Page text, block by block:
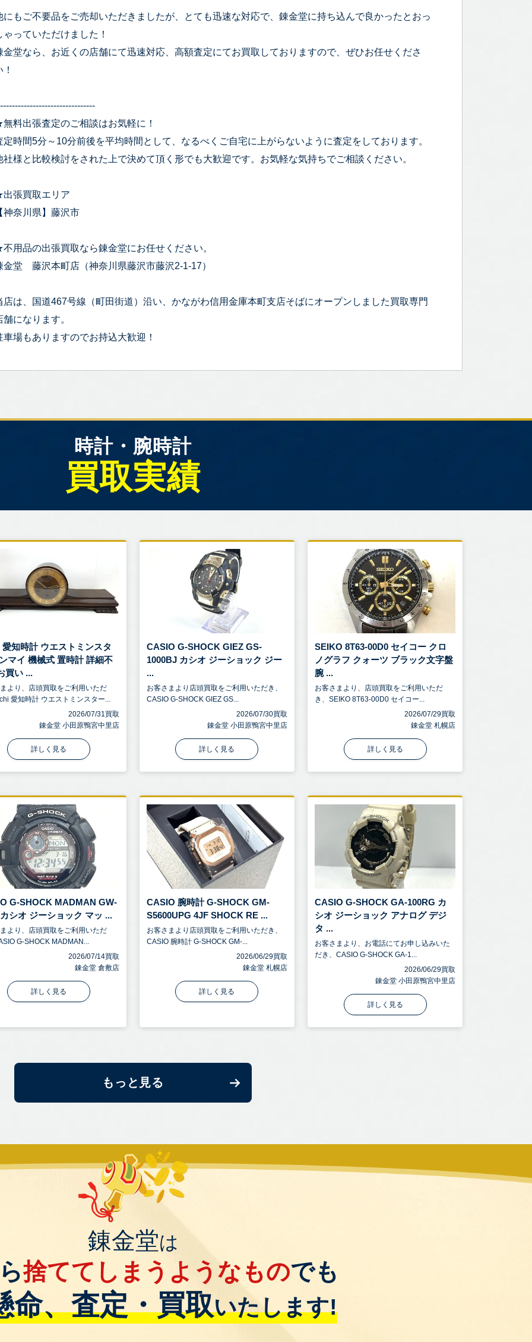
にもご不要品をご売却いただきましたが、とても迅速な対応で、錬金堂に持ち込んで良かったとおっ
ゃっていただけました！
金堂なら、お近くの店舗にて迅速対応、高額査定にてお買取しておりますので、ぜひお任せくださ
料出張査定のご相談はお気軽に！
定時間5分～10分前後を平均時間として、なるべくご自宅に上がらないように査定をしております。
社様と比較検討をされた上で決めて頂く形でも大歓迎です。お気軽な気持ちでご相談ください。
張買取エリア
神奈川県】藤沢市
用品の出張買取なら錬金堂にお任せください。
金堂 藤沢本町店（神奈川県藤沢市藤沢2-1-17）
店は、国道467号線（町田街道）沿い、かながわ信用金庫本町支店そばにオープンしました買取専門
舗になります。
車場もありますのでお持込大歓迎！
時計・腕時計
買取実績
知時計 ウエストミンスタ
マイ 機械式 置時計 詳細不
買い ...
より、店頭買取をご利用いただ
愛知時計 ウエストミンスター...
2026/07/31買取
錬金堂 小田原鴨宮中里店
詳しく見る
CASIO G-SHOCK GIEZ GS-
1000BJ カシオ ジーショック ジー
...
お客さまより店頭買取をご利用いただき、
CASIO G-SHOCK GIEZ GS...
2026/07/30買取
錬金堂 小田原鴨宮中里店
詳しく見る
SEIKO 8T63-00D0 セイコー クロ
ノグラフ クォーツ ブラック文字盤
腕 ...
お客さまより、店頭買取をご利用いただ
き、SEIKO 8T63-00D0 セイコー...
2026/07/29買取
錬金堂 札幌店
詳しく見る
G-SHOCK MADMAN GW-
シオ ジーショック マッ ...
より、店頭買取をご利用いただ
G-SHOCK MADMAN...
2026/07/14買取
錬金堂 倉敷店
詳しく見る
CASIO 腕時計 G-SHOCK GM-
S5600UPG 4JF SHOCK RE ...
お客さまより店頭買取をご利用いただき、
CASIO 腕時計 G-SHOCK GM-...
2026/06/29買取
錬金堂 札幌店
詳しく見る
CASIO G-SHOCK GA-100RG カ
シオ ジーショック アナログ デジ
タ ...
お客さまより、お電話にてお申し込みいた
だき、CASIO G-SHOCK GA-1...
2026/06/29買取
錬金堂 小田原鴨宮中里店
詳しく見る
もっと見る
錬金堂は
捨ててしまうようなものでも
命、査定・買取いたします!